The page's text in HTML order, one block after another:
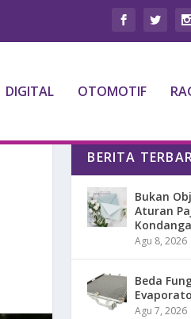
DIGITAL OTOMOTIF
BERITA
Bukan
Aturan
Agu 8, 2026
Beda
Agu 7, 2026